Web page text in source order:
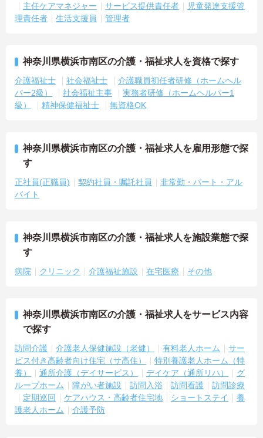
主任ケアマネジャー
サービス提供責任者
児童発達支援管
理責任者
生活支援員 管理者
神奈川県横浜市南区の介護・福祉求人を資格で探す
介護福祉士 社会福祉士
介護職員初任者研修（ホームヘル
パー2級）
社会福祉主事
実務者研修（ホームヘルパー1
級）
精神保健福祉士 無資格OK
神奈川県横浜市南区の介護・福祉求人を雇用形態で探
す
正社員(正職員) 契約社員・嘱託社員
非常勤・パート・アル
バイト
神奈川県横浜市南区の介護・福祉求人を施設業態で探
す
病院 クリニック 介護福祉施設 在宅医療 その他
神奈川県横浜市南区の介護・福祉求人をサービス内容
で探す
訪問介護 介護老人保健施設（老健） 有料老人ホーム
サー
ビス付き高齢者向け住宅（サ高住）
特別養護老人ホーム（特
養）
通所介護（デイサービス） デイケア（通所リハ）
グ
ループホーム
障がい者施設 訪問入浴 訪問看護
訪問診療
定期巡回
ケアハウス・高齢者住宅地 ショートステイ
養
護老人ホーム
介護予防